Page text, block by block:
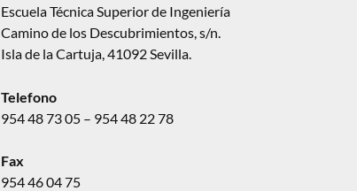
Escuela Técnica Superior de Ingeniería
Camino de los Descubrimientos, s/n.
Isla de la Cartuja, 41092 Sevilla.
Telefono
954 48 73 05 – 954 48 22 78
Fax
954 46 04 75